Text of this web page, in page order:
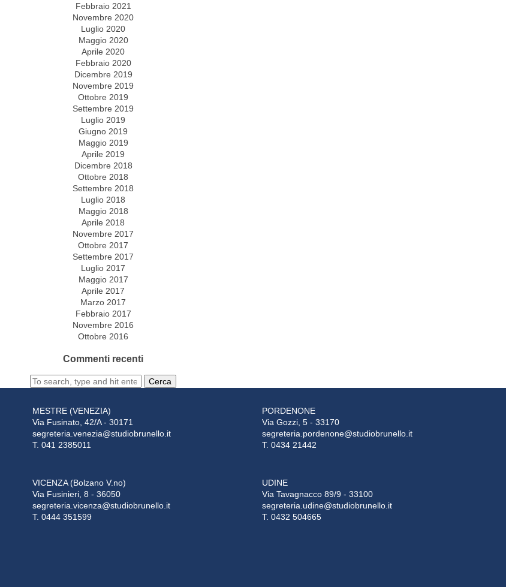
Febbraio 2021
Novembre 2020
Luglio 2020
Maggio 2020
Aprile 2020
Febbraio 2020
Dicembre 2019
Novembre 2019
Ottobre 2019
Settembre 2019
Luglio 2019
Giugno 2019
Maggio 2019
Aprile 2019
Dicembre 2018
Ottobre 2018
Settembre 2018
Luglio 2018
Maggio 2018
Aprile 2018
Novembre 2017
Ottobre 2017
Settembre 2017
Luglio 2017
Maggio 2017
Aprile 2017
Marzo 2017
Febbraio 2017
Novembre 2016
Ottobre 2016
Commenti recenti
Cerca
MESTRE (VENEZIA)
Via Fusinato, 42/A - 30171
segreteria.venezia@studiobrunello.it
T. 041 2385011
PORDENONE
Via Gozzi, 5 - 33170
segreteria.pordenone@studiobrunello.it
T. 0434 21442
VICENZA (Bolzano V.no)
Via Fusinieri, 8 - 36050
segreteria.vicenza@studiobrunello.it
T. 0444 351599
UDINE
Via Tavagnacco 89/9 - 33100
segreteria.udine@studiobrunello.it
T. 0432 504665